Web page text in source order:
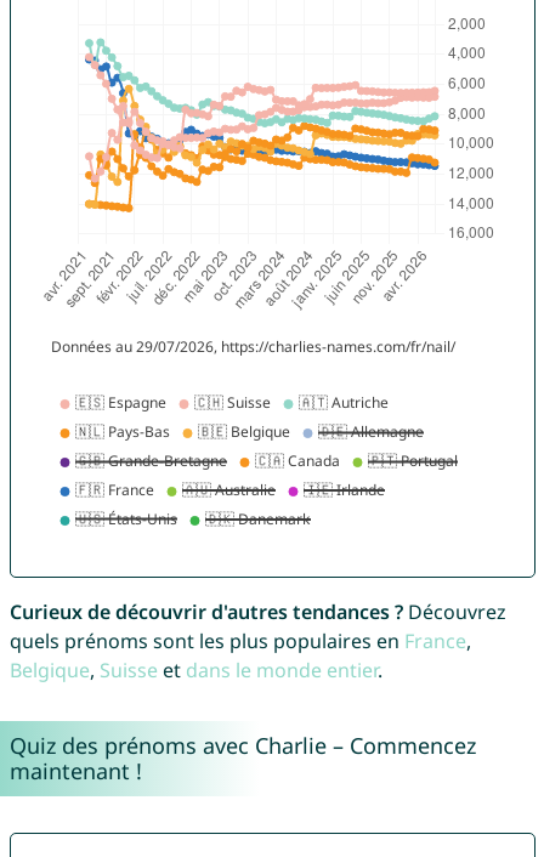
Curieux de découvrir d'autres tendances ?Découvrez
quels prénoms sont les plus populaires en France,
Belgique, Suisse et dans le monde entier.
Quiz des prénoms avec Charlie – Commencez
maintenant !